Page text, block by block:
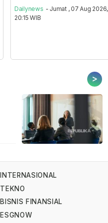
Dailynews - Jumat , 07 Aug 2026,
20:15 WIB
>
INTERNASIONAL
TEKNO
BISNIS FINANSIAL
ESGNOW